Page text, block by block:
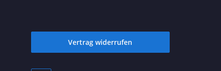
Vertrag widerrufen